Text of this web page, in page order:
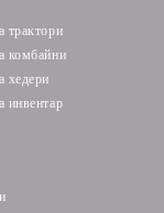
трактори
комбайни
хедери
инвентар